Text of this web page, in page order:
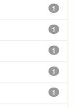
1
1
1
1
1